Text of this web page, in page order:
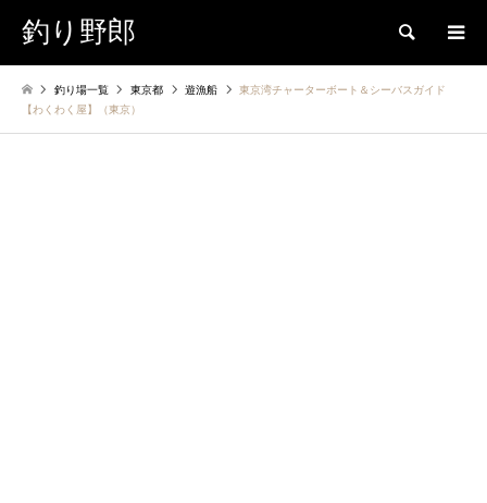
釣り野郎 検索
釣り場一覧 東京都 遊漁船
東京湾チャーターボート＆シーバスガイド
【わくわく屋】（東京）